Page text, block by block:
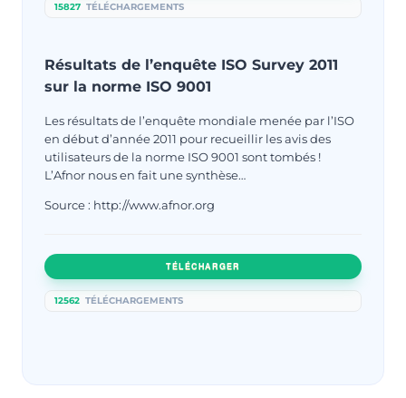
15827 TÉLÉCHARGEMENTS
Résultats de l’enquête ISO Survey 2011
sur la norme ISO 9001
Les résultats de l’enquête mondiale menée par l’ISO
en début d’année 2011 pour recueillir les avis des
utilisateurs de la norme ISO 9001 sont tombés !
L’Afnor nous en fait une synthèse…
Source : http://www.afnor.org
TÉLÉCHARGER
12562 TÉLÉCHARGEMENTS